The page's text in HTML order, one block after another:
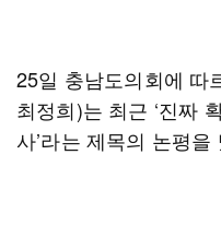
25일 충남도의회에 따
최정희)는 최근 ‘진짜
사’라는 제목의 논평을